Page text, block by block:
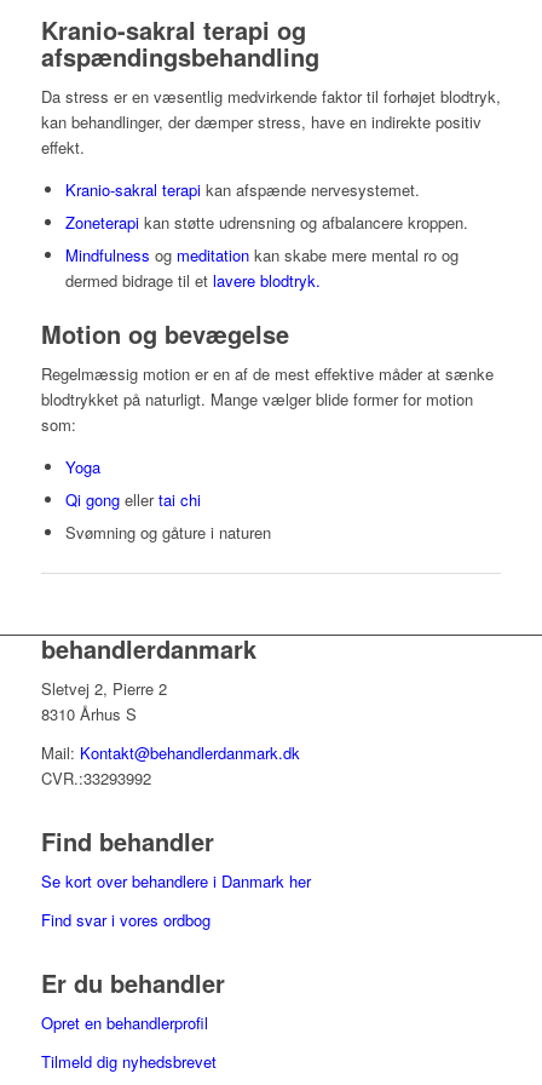
Kranio-sakral terapi og
afspændingsbehandling
Da stress er en væsentlig medvirkende faktor til forhøjet blodtryk,
kan behandlinger, der dæmper stress, have en indirekte positiv
effekt.
Kranio-sakral terapikan afspænde nervesystemet.
Zoneterapi kan støtte udrensning og afbalancere kroppen.
Mindfulness og meditationkan skabe mere mental ro og
dermed bidrage til et lavere blodtryk.
Motion og bevægelse
Regelmæssig motion er en af de mest effektive måder at sænke
blodtrykket på naturligt. Mange vælger blide former for motion
som:
Yoga
Qi gongellertai chi
Svømning og gåture i naturen
behandlerdanmark
Sletvej 2, Pierre 2
8310 Århus S
Mail: Kontakt@behandlerdanmark.dk
CVR.:33293992
Find behandler
Se kort over behandlere i Danmark her
Find svar i vores ordbog
Er du behandler
Opret en behandlerprofil
Tilmeld dig nyhedsbrevet